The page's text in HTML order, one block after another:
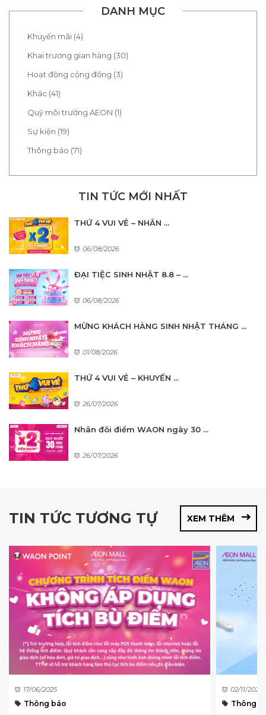
DANH MỤC
Khuyến mãi (4)
Khai trương gian hàng (30)
Hoạt động cộng đồng (3)
Khác (41)
Quỹ môi trường AEON (1)
Sự kiện (19)
Thông báo (71)
TIN TỨC MỚI NHẤT
THỨ 4 VUI VẺ – NHÂN ...
06/08/2026
ĐẠI TIỆC SINH NHẬT 8.8 – ...
06/08/2026
MỪNG KHÁCH HÀNG SINH NHẬT THÁNG ...
01/08/2026
THỨ 4 VUI VẺ – KHUYẾN ...
26/07/2026
Nhân đôi điểm WAON ngày 30 ...
26/07/2026
TIN TỨC TƯƠNG TỰ XEM THÊM
17/06/2025
Thông báo
02/11/2020
Thông